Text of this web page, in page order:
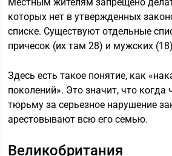
которых нет в утвержденных
списке. Существуют отдельные
причесок (их там 28) и мужских
Здесь есть такое понятие, как
поколений». Это значит, что когда
тюрьму за серьезное нарушение
арестовывают всю его семью.
Великобритания